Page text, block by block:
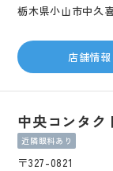
栃木県小山市中久
店舗情報
中央コンタク
近隣眼科あり
〒327-0821